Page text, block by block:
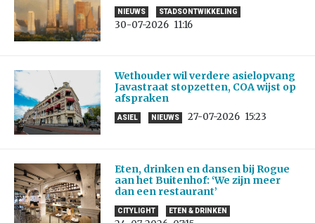
NIEUWS STADSONTWIKKELING
30-07-2026 11:16
Wethouder wil verdere asielopvang
Javastraat stopzetten, COA wijst op
afspraken
ASIEL NIEUWS 27-07-2026 15:23
Eten, drinken en dansen bij Rogue
aan het Buitenhof: ‘We zijn meer
dan een restaurant’
CITYLIGHT ETEN & DRINKEN